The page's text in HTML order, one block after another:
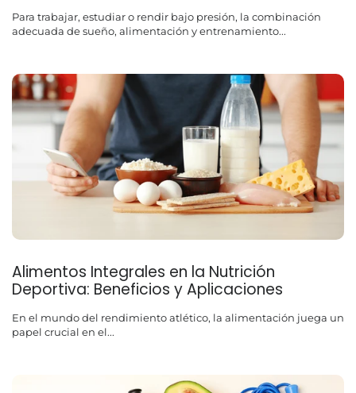
Para trabajar, estudiar o rendir bajo presión, la combinación
adecuada de sueño, alimentación y entrenamiento...
Alimentos Integrales en la Nutrición
Deportiva: Beneficios y Aplicaciones
En el mundo del rendimiento atlético, la alimentación juega un
papel crucial en el...